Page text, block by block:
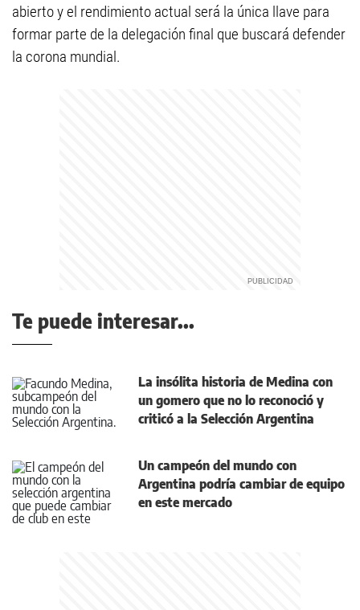
abierto y el rendimiento actual será la única llave para
formar parte de la delegación final que buscará defender
la corona mundial.
Te puede interesar...
La insólita historia de Medina con
un gomero que no lo reconoció y
criticó a la Selección Argentina
Un campeón del mundo con
Argentina podría cambiar de equipo
en este mercado